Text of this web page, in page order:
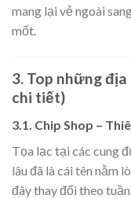
mang lại vẻ ngoài
mốt.
3. Top những
chi tiết)
3.1. Chip Shop –
Tọa lạc tại các cung
lâu đã là cái tên nằm
đây thay đổi theo